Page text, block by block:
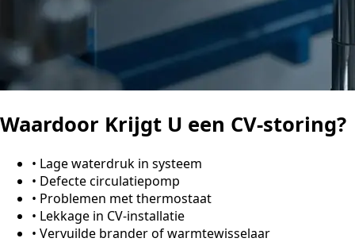
Waardoor Krijgt U een CV-storing?
• Lage waterdruk in systeem
• Defecte circulatiepomp
• Problemen met thermostaat
• Lekkage in CV-installatie
• Vervuilde brander of warmtewisselaar